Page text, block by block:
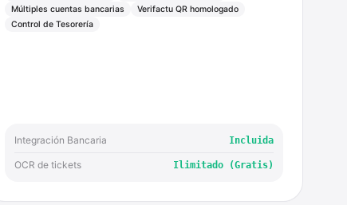
Múltiples cuentas bancarias
Verifactu QR homologado
Control de Tesorería
Integración Bancaria Incluida
OCR de tickets Ilimitado (Gratis)